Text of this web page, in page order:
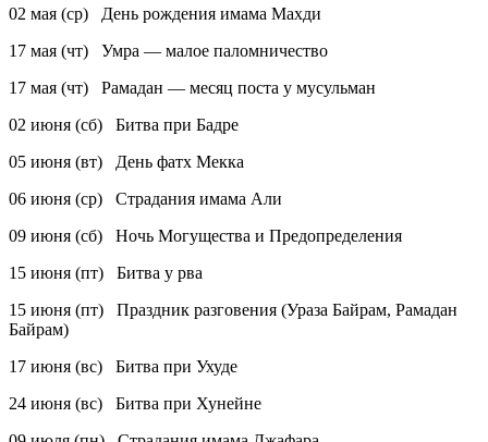
02 мая (ср) День рождения имама Махди
17 мая (чт) Умра — малое паломничество
17 мая (чт) Рамадан — месяц поста у мусульман
02 июня (сб) Битва при Бадре
05 июня (вт) День фатх Мекка
06 июня (ср) Страдания имама Али
09 июня (сб) Ночь Могущества и Предопределения
15 июня (пт) Битва у рва
15 июня (пт) Праздник разговения (Ураза Байрам, Рамадан
Байрам)
17 июня (вс) Битва при Ухуде
24 июня (вс) Битва при Хунейне